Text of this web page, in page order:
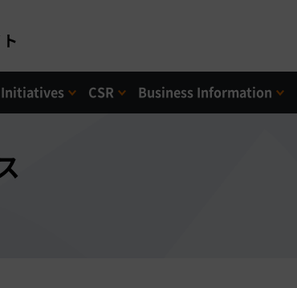
CSR Business Information